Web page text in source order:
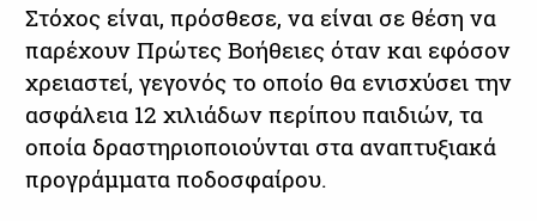
Στόχος είναι, πρόσθεσε, να είναι σε θέση να
παρέχουν Πρώτες Βοήθειες όταν και εφόσον
χρειαστεί, γεγονός το οποίο θα ενισχύσει την
ασφάλεια 12 χιλιάδων περίπου παιδιών, τα
οποία δραστηριοποιούνται στα αναπτυξιακά
προγράμματα ποδοσφαίρου.